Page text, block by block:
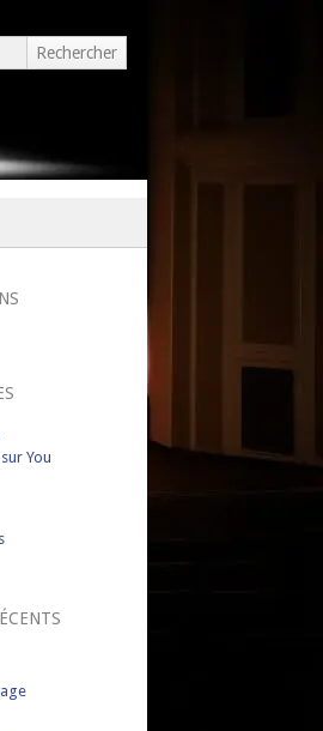
You